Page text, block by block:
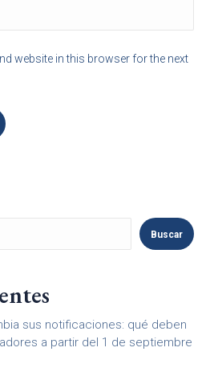
website in this browser for the next
Buscar
sus notificaciones: qué deben
a partir del 1 de septiembre